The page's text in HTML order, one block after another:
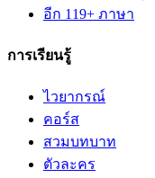
อีก 119+ ภาษา
การเรียนรู้
ไวยากรณ์
คอร์ส
สวมบทบาท
ตัวละคร